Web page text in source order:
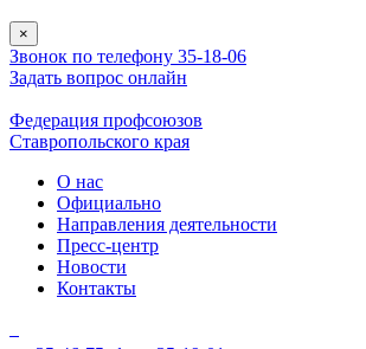
×
Звонок по телефону 35-18-06
Задать вопрос онлайн
Федерация профсоюзов
Ставропольского края
О нас
Официально
Направления деятельности
Пресс-центр
Новости
Контакты